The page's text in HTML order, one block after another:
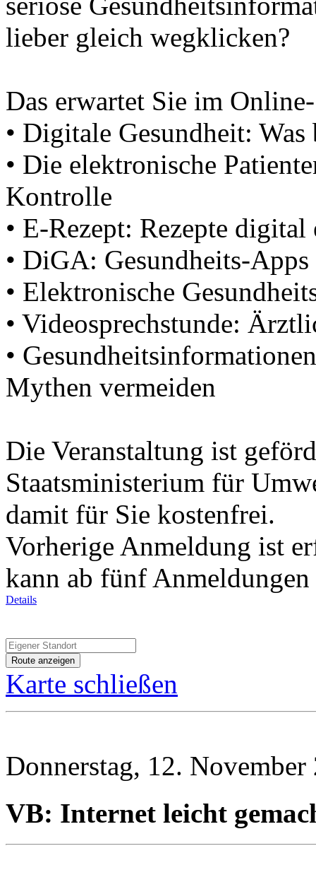
lieber gleich wegklicken?
Das erwartet Sie im
• Digitale Gesundheit:
• Die elektronische
Kontrolle
• E-Rezept: Rezepte
• DiGA: Gesundheits-
• Elektronische
• Videosprechstunde:
•
Mythen vermeiden
Die Veranstaltung ist
Staatsministerium für
damit für Sie kostenfrei.
Vorherige Anmeldung ist
kann ab fünf
Details
Karte schließen
Donnerstag, 12. November
VB: Internet leicht